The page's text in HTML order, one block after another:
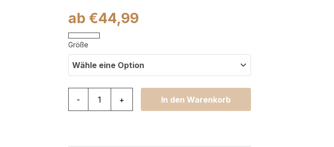
ab €44,99
Größe
Wähle eine Option
- + In den Warenkorb